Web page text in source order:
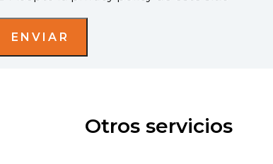
Otros servicios